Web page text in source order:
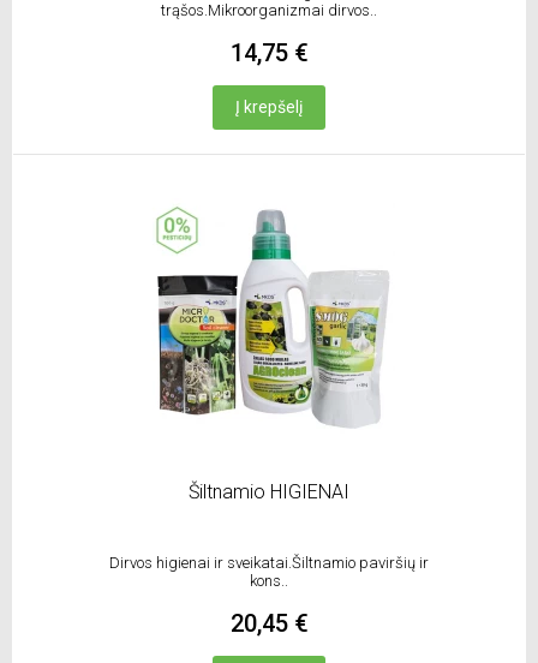
trąšos.Mikroorganizmai dirvos..
14,75 €
Į krepšelį
Šiltnamio HIGIENAI
Dirvos higienai ir sveikatai.Šiltnamio paviršių ir
kons..
20,45 €